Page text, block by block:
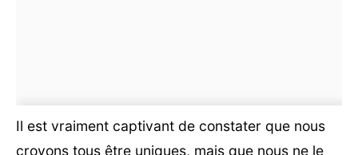
Il est vraiment captivant de constater que nous
croyons tous être uniques, mais que nous ne le